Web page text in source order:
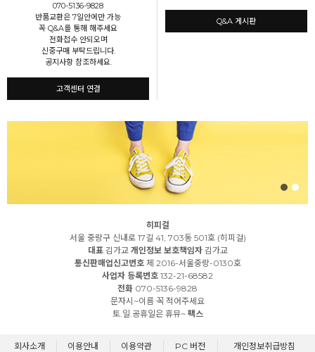
070-5136-9828
반품교환은 7일안에만 가능
꼭 Q&A를 통해 해주세요
전화접수 안되오며
신중구매 부탁드립니다.
공지사항 참조하세요.
고객센터 연결
Q&A 게시판
히피걸
서울 중랑구 신내로 17길 41, 703동 501호 (히피걸)
대표김가교 개인정보 보호책임자김가교
통신판매업신고번호제 2016-서울중랑-0130호
사업자 등록번호 132-21-68582
전화 070-5136-9828
문자시~이름 꼭 적어주세요
토.일.공휴일은 휴뮤~ 팩스
회사소개 이용안내 이용약관 PC 버전 개인정보취급방침